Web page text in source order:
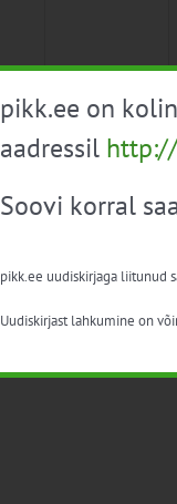
pikk.ee on
aadressil
Soovi korral
pikk.ee uudiskirjaga liitunud
Uudiskirjast lahkumine on